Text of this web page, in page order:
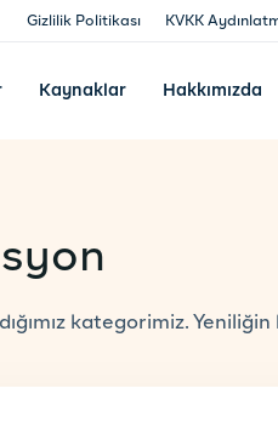
Gizlilik Politikası KVKK
Kaynaklar Hakkımızda
kategorimiz.